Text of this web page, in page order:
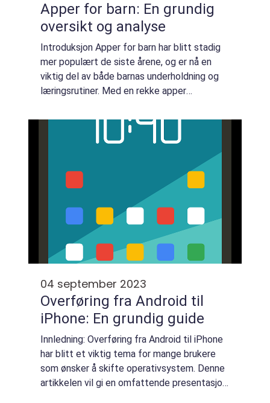
Apper for barn: En grundig
oversikt og analyse
Introduksjon Apper for barn har blitt stadig
mer populært de siste årene, og er nå en
viktig del av både barnas underholdning og
læringsrutiner. Med en rekke apper
utfordrende for foreldre å skille de beste
04 september 2023
Overføring fra Android til
iPhone: En grundig guide
Innledning: Overføring fra Android til iPhone
har blitt et viktig tema for mange brukere
som ønsker å skifte operativsystem. Denne
artikkelen vil gi en omfattende presentasjon